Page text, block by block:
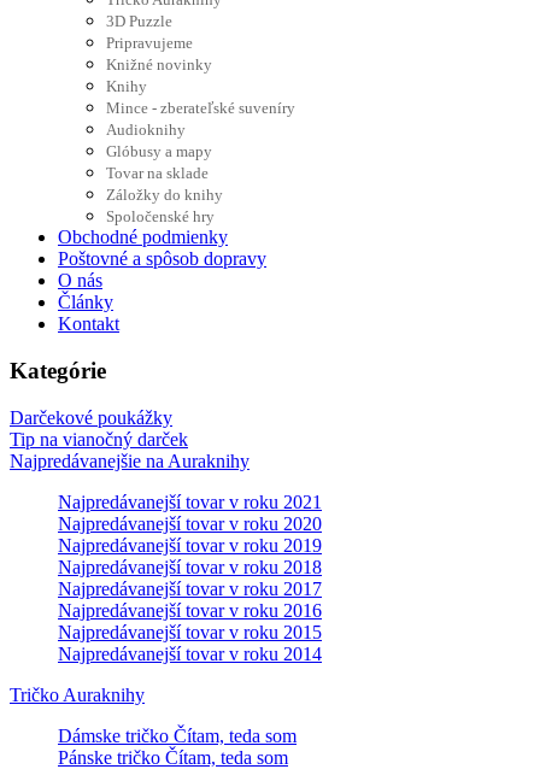
3D Puzzle
Pripravujeme
Knižné novinky
Knihy
Mince - zberateľské suveníry
Audioknihy
Glóbusy a mapy
Tovar na sklade
Záložky do knihy
Spoločenské hry
Obchodné podmienky
Poštovné a spôsob dopravy
O nás
Články
Kontakt
Kategórie
Darčekové poukážky
Tip na vianočný darček
Najpredávanejšie na Auraknihy
Najpredávanejší tovar v roku 2021
Najpredávanejší tovar v roku 2020
Najpredávanejší tovar v roku 2019
Najpredávanejší tovar v roku 2018
Najpredávanejší tovar v roku 2017
Najpredávanejší tovar v roku 2016
Najpredávanejší tovar v roku 2015
Najpredávanejší tovar v roku 2014
Tričko Auraknihy
Dámske tričko Čítam, teda som
Pánske tričko Čítam, teda som